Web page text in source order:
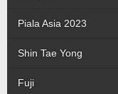
Piala Asia 2023
Shin Tae Yong
Fuji